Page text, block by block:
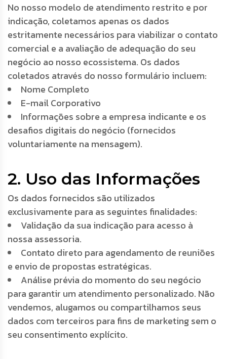
No nosso modelo de atendimento restrito e por
indicação, coletamos apenas os dados
estritamente necessários para viabilizar o contato
comercial e a avaliação de adequação do seu
negócio ao nosso ecossistema. Os dados
coletados através do nosso formulário incluem:
Nome Completo
E-mail Corporativo
Informações sobre a empresa indicante e os
desafios digitais do negócio (fornecidos
voluntariamente na mensagem).
2. Uso das Informações
Os dados fornecidos são utilizados
exclusivamente para as seguintes finalidades:
Validação da sua indicação para acesso à
nossa assessoria.
Contato direto para agendamento de reuniões
e envio de propostas estratégicas.
Análise prévia do momento do seu negócio
para garantir um atendimento personalizado. Não
vendemos, alugamos ou compartilhamos seus
dados com terceiros para fins de marketing sem o
seu consentimento explícito.